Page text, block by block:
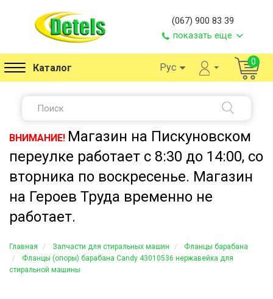
(067) 900 83 39
показать еще
Каталог Рус 0
ВНИМАНИЕ! Магазин на Пискуновском
переулке работает с 8:30 до 14:00, со
вторника по воскресенье. Магазин
на Героев Труда временно не
работает.
Главная Запчасти для стиральных машин
Фланцы барабана
Фланцы (опоры) барабана Candy 43010536 нержавейка для
стиральной машины